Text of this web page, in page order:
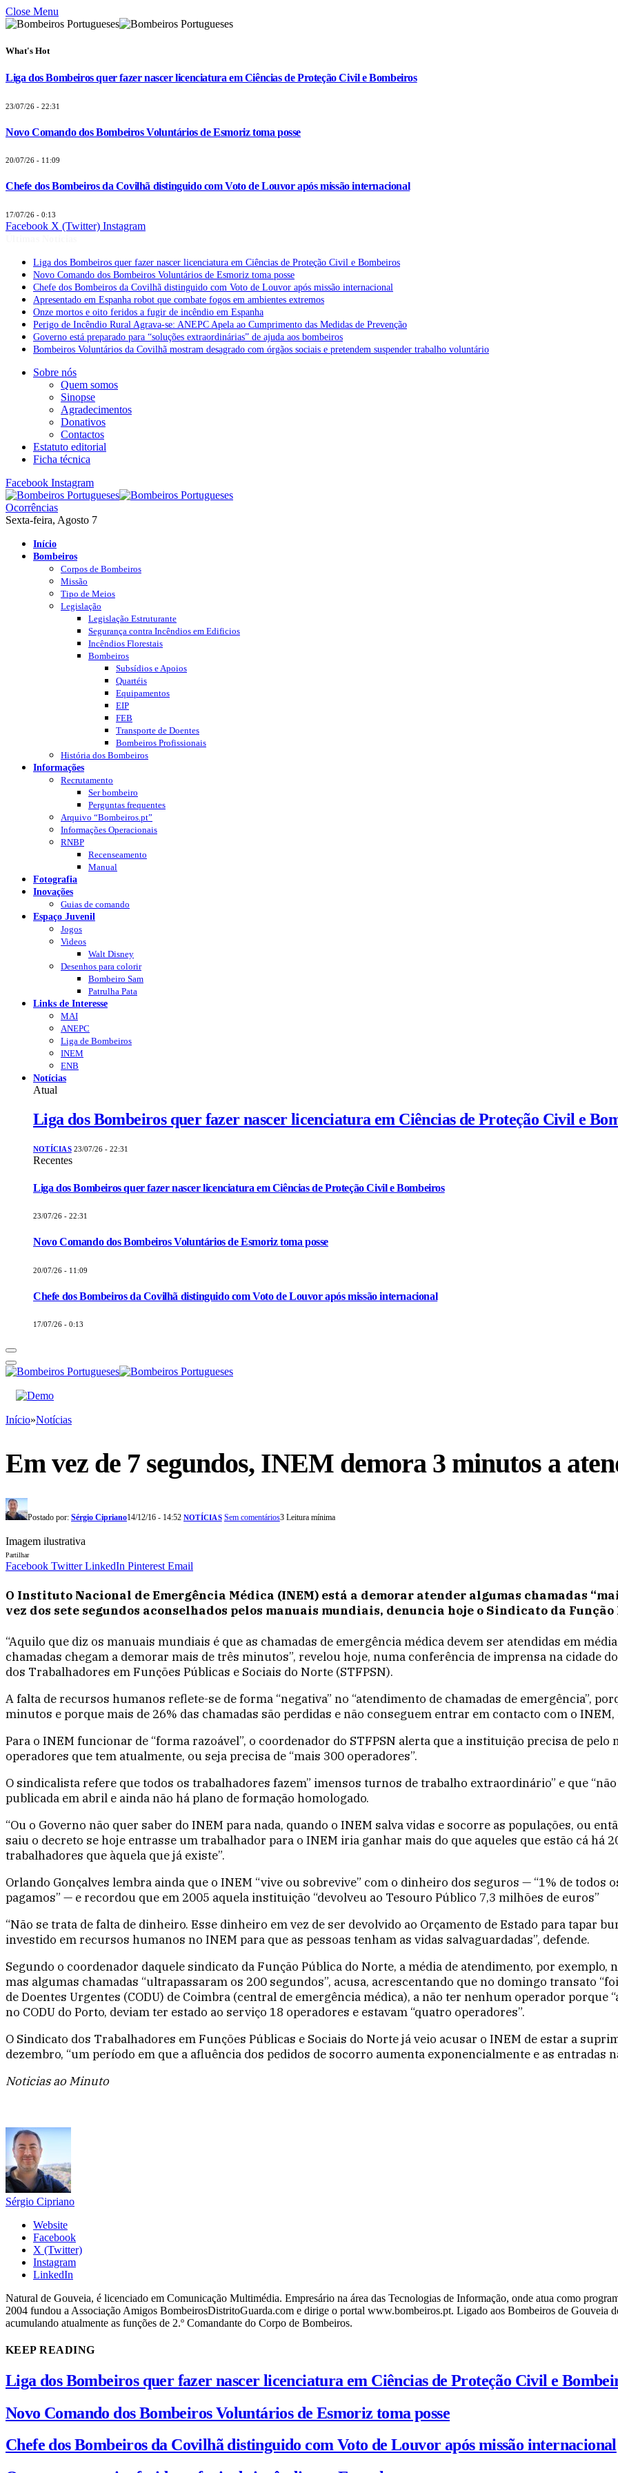
Close Menu
What's Hot
Liga dos Bombeiros quer fazer nascer licenciatura em Ciências de Proteção Civil e Bombeiros
23/07/26 - 22:31
Novo Comando dos Bombeiros Voluntários de Esmoriz toma posse
20/07/26 - 11:09
Chefe dos Bombeiros da Covilhã distinguido com Voto de Louvor após missão internacional
17/07/26 - 0:13
Facebook X (Twitter) Instagram
Liga dos Bombeiros quer fazer nascer licenciatura em Ciências de Proteção Civil e Bombeiros
Novo Comando dos Bombeiros Voluntários de Esmoriz toma posse
Chefe dos Bombeiros da Covilhã distinguido com Voto de Louvor após missão internacional
Apresentado em Espanha robot que combate fogos em ambientes extremos
Onze mortos e oito feridos a fugir de incêndio em Espanha
Perigo de Incêndio Rural Agrava-se: ANEPC Apela ao Cumprimento das Medidas de Prevenção
Governo está preparado para “soluções extraordinárias” de ajuda aos bombeiros
Bombeiros Voluntários da Covilhã mostram desagrado com órgãos sociais e pretendem suspender trabalho voluntário
Sobre nós
Quem somos
Sinopse
Agradecimentos
Donativos
Contactos
Estatuto editorial
Ficha técnica
Facebook Instagram
Ocorrências
Sexta-feira, Agosto 7
Início
Bombeiros
Corpos de Bombeiros
Missão
Tipo de Meios
Legislação
Legislação Estruturante
Segurança contra Incêndios em Edificios
Incêndios Florestais
Bombeiros
Subsídios e Apoios
Quartéis
Equipamentos
EIP
FEB
Transporte de Doentes
Bombeiros Profissionais
História dos Bombeiros
Informações
Recrutamento
Ser bombeiro
Perguntas frequentes
Arquivo “Bombeiros.pt”
Informações Operacionais
RNBP
Recenseamento
Manual
Fotografia
Inovações
Guias de comando
Espaço Juvenil
Jogos
Videos
Walt Disney
Desenhos para colorir
Bombeiro Sam
Patrulha Pata
Links de Interesse
MAI
ANEPC
Liga de Bombeiros
INEM
ENB
Notícias
Atual
Liga dos Bombeiros quer fazer nascer licenciatura em Ciências de Proteção Civil e
NOTÍCIAS 23/07/26 - 22:31
Recentes
Liga dos Bombeiros quer fazer nascer licenciatura em Ciências de Proteção Civil e Bombeiros
23/07/26 - 22:31
Novo Comando dos Bombeiros Voluntários de Esmoriz toma posse
20/07/26 - 11:09
Chefe dos Bombeiros da Covilhã distinguido com Voto de Louvor após missão internacional
17/07/26 - 0:13
Início»Notícias
Em vez de 7 segundos, INEM demora 3 minutos a
Postado por: Sérgio Cipriano14/12/16 - 14:52 NOTÍCIAS Sem comentários3 Leitura mínima
Imagem ilustrativa
Partilhar
Facebook Twitter LinkedIn Pinterest Email
O Instituto Nacional de Emergência Médica (INEM) está a demorar atender algumas chamadas
vez dos sete segundos aconselhados pelos manuais mundiais, denuncia hoje o Sindicato da
“Aquilo que diz os manuais mundiais é que as chamadas de emergência médica devem ser atendidas em
chamadas chegam a demorar mais de três minutos”, revelou hoje, numa conferência de imprensa na cidade
dos Trabalhadores em Funções Públicas e Sociais do Norte (STFPSN).
A falta de recursos humanos reflete-se de forma “negativa” no “atendimento de chamadas de emergência”,
minutos e porque mais de 26% das chamadas são perdidas e não conseguem entrar em contacto com o
Para o INEM funcionar de “forma razoável”, o coordenador do STFPSN alerta que a instituição precisa de
operadores que tem atualmente, ou seja precisa de “mais 300 operadores”.
O sindicalista refere que todos os trabalhadores fazem” imensos turnos de trabalho extraordinário” e que
publicada em abril e ainda não há plano de formação homologado.
“Ou o Governo não quer saber do INEM para nada, quando o INEM salva vidas e socorre as populações, ou
saiu o decreto se hoje entrasse um trabalhador para o INEM iria ganhar mais do que aqueles que estão cá há
trabalhadores que àquela que já existe”.
Orlando Gonçalves lembra ainda que o INEM “vive ou sobrevive” com o dinheiro dos seguros — “1% de
pagamos” — e recordou que em 2005 aquela instituição “devolveu ao Tesouro Público 7,3 milhões de euros”
“Não se trata de falta de dinheiro. Esse dinheiro em vez de ser devolvido ao Orçamento de Estado para tapar
investido em recursos humanos no INEM para que as pessoas tenham as vidas salvaguardadas”, defende.
Segundo o coordenador daquele sindicato da Função Pública do Norte, a média de atendimento, por exemplo,
mas algumas chamadas “ultrapassaram os 200 segundos”, acusa, acrescentando que no domingo transato
de Doentes Urgentes (CODU) de Coimbra (central de emergência médica), a não ter nenhum operador
no CODU do Porto, deviam ter estado ao serviço 18 operadores e estavam “quatro operadores”.
O Sindicato dos Trabalhadores em Funções Públicas e Sociais do Norte já veio acusar o INEM de estar a
dezembro, “um período em que a afluência dos pedidos de socorro aumenta exponencialmente e as
Noticias ao Minuto
Sérgio Cipriano
Website
Facebook
X (Twitter)
Instagram
LinkedIn
Natural de Gouveia, é licenciado em Comunicação Multimédia. Empresário na área das Tecnologias de Informação, onde atua como
2004 fundou a Associação Amigos BombeirosDistritoGuarda.com e dirige o portal www.bombeiros.pt. Ligado aos Bombeiros de Gouveia
acumulando atualmente as funções de 2.º Comandante do Corpo de Bombeiros.
KEEP READING
Liga dos Bombeiros quer fazer nascer licenciatura em Ciências de Proteção Civil e
Novo Comando dos Bombeiros Voluntários de Esmoriz toma posse
Chefe dos Bombeiros da Covilhã distinguido com Voto de Louvor após missão internacional